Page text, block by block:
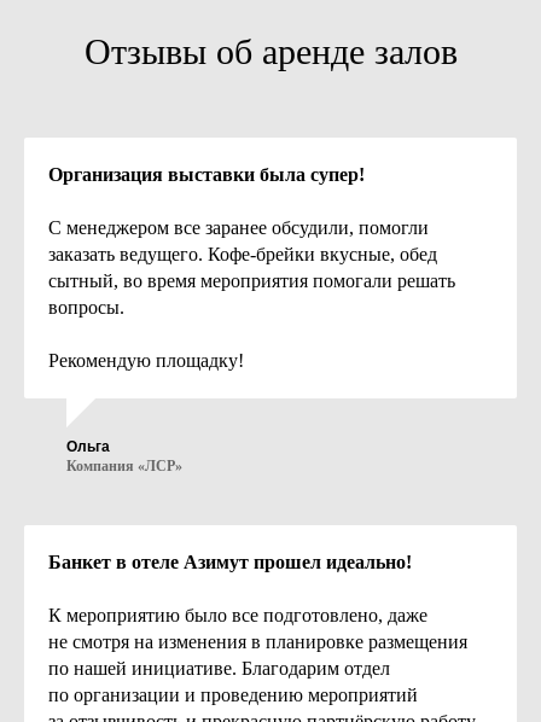
Отзывы об аренде залов
Организация выставки была супер!
С менеджером все заранее обсудили, помогли
заказать ведущего. Кофе-брейки вкусные, обед
сытный, во время мероприятия помогали решать
вопросы.
Рекомендую площадку!
Ольга
Компания «ЛСР»
Банкет в отеле Азимут прошел идеально!
К мероприятию было все подготовлено, даже
не смотря на изменения в планировке размещения
по нашей инициативе. Благодарим отдел
по организации и проведению мероприятий
200
Почта и/или телефон
пользователя на обработку персональных
данных»
Даю согласие с документом«Политика